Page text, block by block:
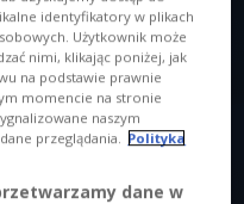
Chrystusa całemu światu
identyfikatory w plikach
Użytkownik może
nimi, klikając poniżej, jak
na podstawie prawnie
momencie na stronie
naszym
przeglądania.
Polityka
dane w